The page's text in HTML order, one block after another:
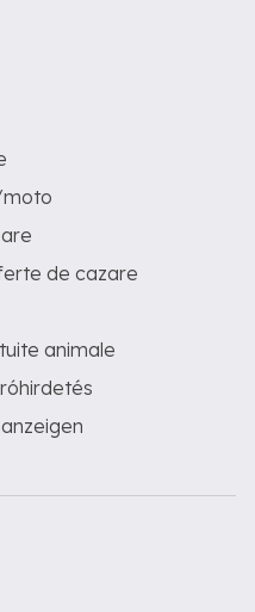
moto
de cazare
animale